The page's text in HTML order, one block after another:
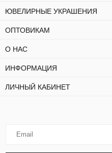
ЮВЕЛИРНЫЕ УКРАШЕНИЯ
ОПТОВИКАМ
О НАС
ИНФОРМАЦИЯ
ЛИЧНЫЙ КАБИНЕТ